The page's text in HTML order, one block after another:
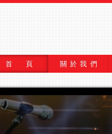
首 頁 關於我們